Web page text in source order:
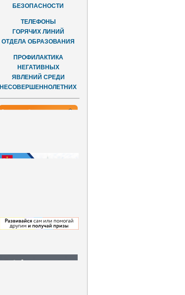
БЕЗОПАСНОСТИ
ТЕЛЕФОНЫ
ГОРЯЧИХ ЛИНИЙ
ОТДЕЛА ОБРАЗОВАНИЯ
ПРОФИЛАКТИКА
НЕГАТИВНЫХ
ЯВЛЕНИЙ СРЕДИ
НЕСОВЕРШЕННОЛЕТНИХ